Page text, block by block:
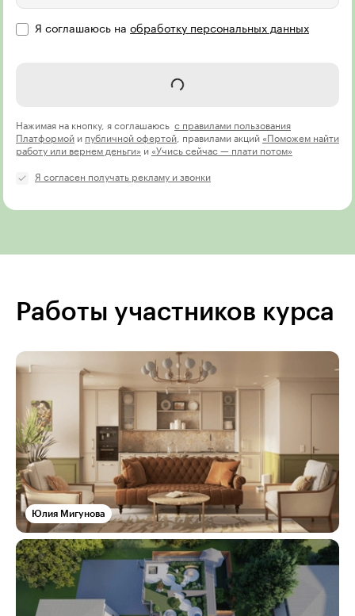
Я соглашаюсь на обработку персональных данных
Записаться на курс
Нажимая на кнопку, я соглашаюсь с правилами пользования
Платформой и публичной офертой , правилами акций «Поможем найти
работу или вернем деньги» и «Учись сейчас — плати потом»
Я согласен получать рекламу и звонки
Работы участников курса
Юлия Мигунова